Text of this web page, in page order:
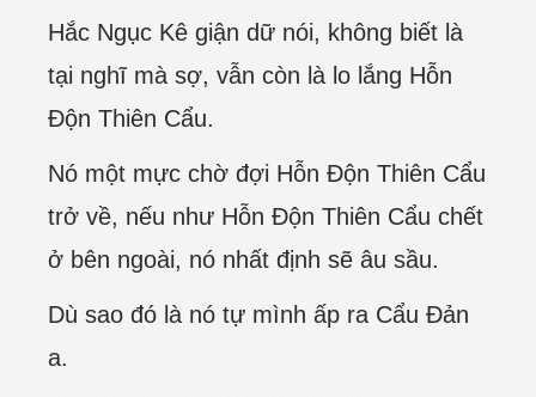
Hắc Ngục Kê giận dữ nói, không biết là
tại nghĩ mà sợ, vẫn còn là lo lắng Hỗn
Độn Thiên Cẩu.
Nó một mực chờ đợi Hỗn Độn Thiên Cẩu
trở về, nếu như Hỗn Độn Thiên Cẩu chết
ở bên ngoài, nó nhất định sẽ âu sầu.
Dù sao đó là nó tự mình ấp ra Cẩu Đản
a.